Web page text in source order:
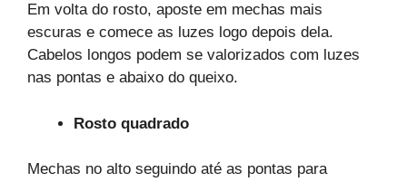
Em volta do rosto, aposte em mechas mais
escuras e comece as luzes logo depois dela.
Cabelos longos podem se valorizados com luzes
nas pontas e abaixo do queixo.
Rosto quadrado
Mechas no alto seguindo até as pontas para